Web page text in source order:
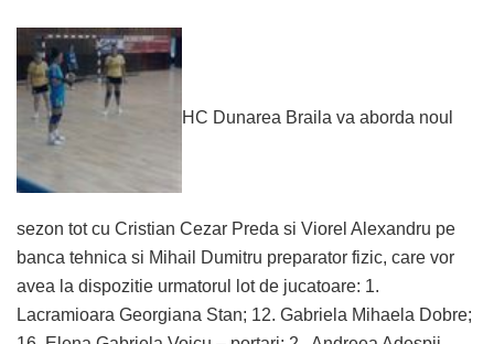
HC Dunarea Braila va aborda noul
sezon tot cu Cristian Cezar Preda si Viorel Alexandru pe
banca tehnica si Mihail Dumitru preparator fizic, care vor
avea la dispozitie urmatorul lot de jucatoare: 1.
Lacramioara Georgiana Stan; 12. Gabriela Mihaela Dobre;